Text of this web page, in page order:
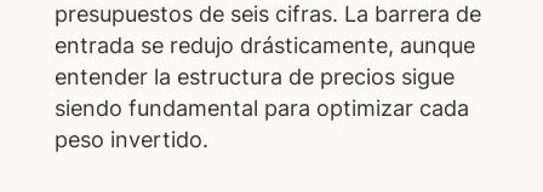
presupuestos de seis cifras. La barrera de
entrada se redujo drásticamente, aunque
entender la estructura de precios sigue
siendo fundamental para optimizar cada
peso invertido.